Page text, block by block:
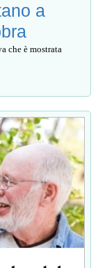
a
che è mostrata